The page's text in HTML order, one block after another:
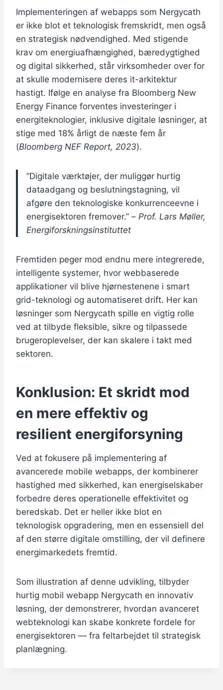
Implementeringen af webapps som Nergycath
er ikke blot et teknologisk fremskridt, men også
en strategisk nødvendighed. Med stigende
krav om energiuafhængighed, bæredygtighed
og digital sikkerhed, står virksomheder over for
at skulle modernisere deres it-arkitektur
hastigt. Ifølge en analyse fra Bloomberg New
Energy Finance forventes investeringer i
energiteknologier, inklusive digitale løsninger, at
stige med 18% årligt de næste fem år
(Bloomberg NEF Report, 2023).
“Digitale værktøjer, der muliggør hurtig
dataadgang og beslutningstagning, vil
afgøre den teknologiske konkurrenceevne i
energisektoren fremover.” – Prof. Lars Møller,
Energiforskningsinstituttet
Fremtiden peger mod endnu mere integrerede,
intelligente systemer, hvor webbaserede
applikationer vil blive hjørnestenene i smart
grid-teknologi og automatiseret drift. Her kan
løsninger som Nergycath spille en vigtig rolle
ved at tilbyde fleksible, sikre og tilpassede
brugeroplevelser, der kan skalere i takt med
sektoren.
Konklusion: Et skridt mod
en mere effektiv og
resilient energiforsyning
Ved at fokusere på implementering af
avancerede mobile webapps, der kombinerer
hastighed med sikkerhed, kan energiselskaber
forbedre deres operationelle effektivitet og
beredskab. Det er heller ikke blot en
teknologisk opgradering, men en essensiell del
af den større digitale omstilling, der vil definere
energimarkedets fremtid.
Som illustration af denne udvikling, tilbyder
hurtig mobil webapp Nergycath en innovativ
løsning, der demonstrerer, hvordan avanceret
webteknologi kan skabe konkrete fordele for
energisektoren — fra feltarbejdet til strategisk
planlægning.